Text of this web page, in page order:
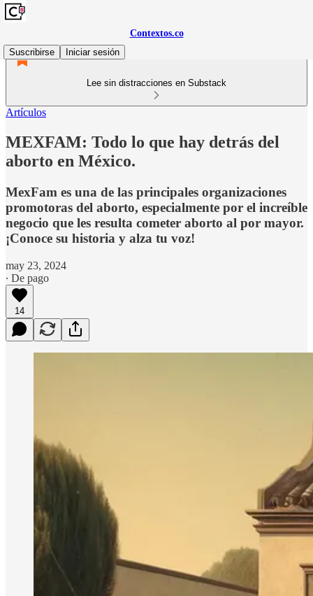
Contextos.co
Suscribirse
Iniciar sesión
Lee sin distracciones en Substack
Artículos
MEXFAM: Todo lo que hay detrás del
aborto en México.
MexFam es una de las principales organizaciones
promotoras del aborto, especialmente por el increíble
negocio que les resulta cometer aborto al por mayor.
¡Conoce su historia y alza tu voz!
may 23, 2024
∙ De pago
14